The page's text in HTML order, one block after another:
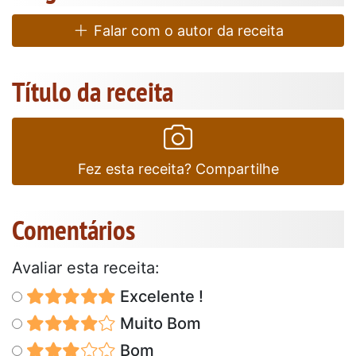
Falar com o autor da receita
Título da receita
Fez esta receita? Compartilhe
Comentários
Avaliar esta receita:
Excelente !
Muito Bom
Bom